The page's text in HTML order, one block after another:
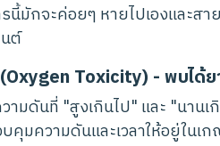
นี้มักจะค่อยๆ หายไปเองและส
ต์
Toxicity) - พบได้
มดันที่ "สูงเกินไป" และ "นานเ
มความดันและเวลาให้อยู่ใน